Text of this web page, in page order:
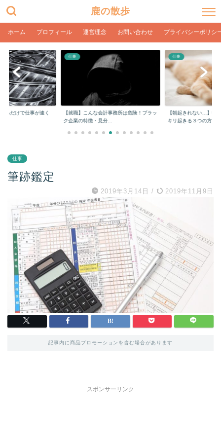
鹿の散歩
ホーム プロフィール 運営理念 お問い合わせ プライバシーポリシ
事務所は危険！ブラッ
仕事
【朝起きれない…】学生や社会人でもスッ
キリ起きる３つの方...
仕事
【在宅ワーク】目の疲
ク環境とPC設定【...
仕事
筆跡鑑定
2019年3月14日 / 2019年11月9日
記事内に商品プロモーションを含む場合があります
スポンサーリンク